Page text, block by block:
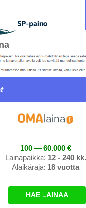
100 — 60.000 €
Lainapaikka: 12 - 240 kk.
Alaikäraja: 18 vuotta
HAE LAINAA